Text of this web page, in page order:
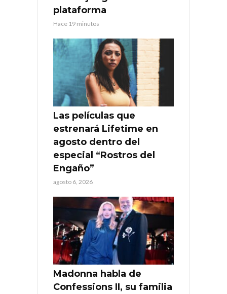
plataforma
Hace 19 minutos
Las películas que
estrenará Lifetime en
agosto dentro del
especial “Rostros del
Engaño”
agosto 6, 2026
Madonna habla de
Confessions II, su familia